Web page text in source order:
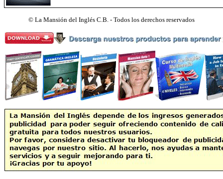
© La Mansión del Inglés C.B. - Todos los derechos reservados